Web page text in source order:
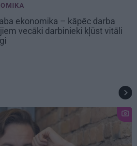
ekonomika – kāpēc darba
vecāki darbinieki kļūst vitāli